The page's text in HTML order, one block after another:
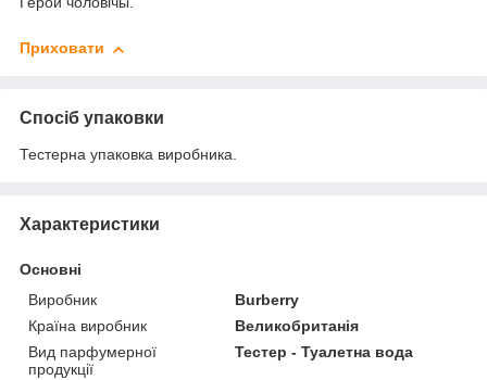
Приховати
Спосіб упаковки
Тестерна упаковка виробника.
Характеристики
Основні
Виробник
Burberry
Країна виробник
Великобританія
Вид парфумерної
продукції
Тестер - Туалетна вода